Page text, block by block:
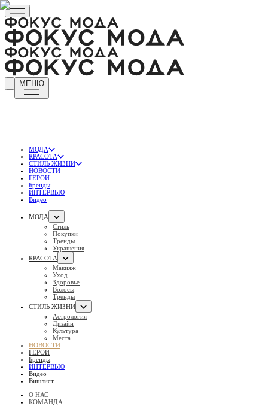
МЕНЮ
МОДА
КРАСОТА
СТИЛЬ ЖИЗНИ
НОВОСТИ
ГЕРОИ
Бренды
ИНТЕРВЬЮ
Видео
МОДА
Стиль
Покупки
Тренды
Украшения
КРАСОТА
Макияж
Уход
Здоровье
Волосы
Тренды
СТИЛЬ ЖИЗНИ
Астрология
Дизайн
Культура
Места
НОВОСТИ
ГЕРОИ
Бренды
ИНТЕРВЬЮ
Видео
Вишлист
О НАС
КОМАНДА